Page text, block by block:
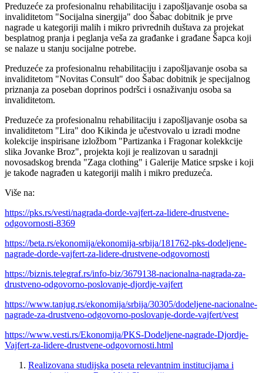
Preduzeće za profesionalnu rehabilitaciju i zapošljavanje osoba sa
invaliditetom "Socijalna sinergija" doo Šabac dobitnik je prve
nagrade u kategoriji malih i mikro privrednih duštava za projekat
besplatnog pranja i peglanja veša za građanke i građane Šapca koji
se nalaze u stanju socijalne potrebe.
Preduzeće za profesionalnu rehabilitaciju i zapošljavanje osoba sa
invaliditetom "Novitas Consult" doo Šabac dobitnik je specijalnog
priznanja za poseban doprinos podršci i osnaživanju osoba sa
invaliditetom.
Preduzeće za profesionalnu rehabilitaciju i zapošljavanje osoba sa
invaliditetom "Lira" doo Kikinda je učestvovalo u izradi modne
kolekcije inspirisane izložbom "Partizanka i Fragonar kolekkcije
slika Jovanke Broz", projekta koji je realizovan u saradnji
novosadskog brenda "Zaga clothing" i Galerije Matice srpske i koji
je takođe nagrađen u kategoriji malih i mikro preduzeća.
Više na:
https://pks.rs/vesti/nagrada-dorde-vajfert-za-lidere-drustvene-
odgovornosti-8369
https://beta.rs/ekonomija/ekonomija-srbija/181762-pks-dodeljene-
nagrade-dorde-vajfert-za-lidere-drustvene-odgovornosti
https://biznis.telegraf.rs/info-biz/3679138-nacionalna-nagrada-za-
drustveno-odgovorno-poslovanje-djordje-vajfert
https://www.tanjug.rs/ekonomija/srbija/30305/dodeljene-nacionalne-
nagrade-za-drustveno-odgovorno-poslovanje-dorde-vajfert/vest
https://www.vesti.rs/Ekonomija/PKS-Dodeljene-nagrade-Djordje-
Vajfert-za-lidere-drustvene-odgovornosti.html
Realizovana studijska poseta relevantnim institucijama i